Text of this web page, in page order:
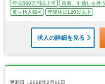
年収550万円以上可 原則、引越しを伴
夏～秋入職可
年間休日120日以上
求人の詳細を見る
更新日：2026年2月11日